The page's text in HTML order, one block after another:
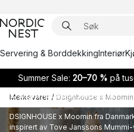
Servering & BorddekkingInteriør
Summer Sale: 20–70 % på
Merkevarer / Dsignhouse x Moomin
Dsignhouse x Moomin
DSIGNHOUSE x Moomin fra
inspirert av Tove Janssons